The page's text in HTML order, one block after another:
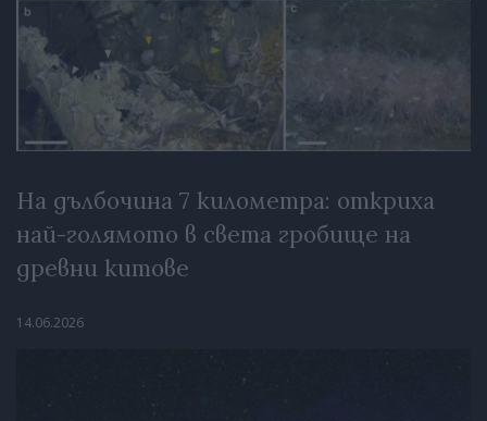
На дълбочина 7 километра: откриха
най-голямото в света гробище на
древни китове
14.06.2026